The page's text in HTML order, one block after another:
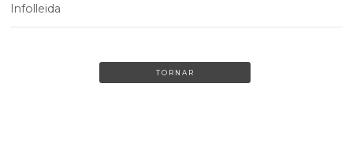
Infolleida
TORNAR